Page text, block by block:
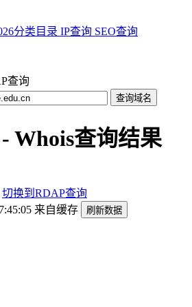
分类目录 IP查询 SEO查询
查询
查询域名
Whois查询结果
切换到RDAP查询
来自缓存 刷新数据